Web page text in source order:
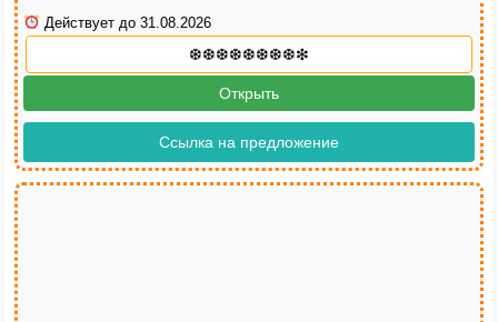
Действует до 31.08.2026
Открыть
Ссылка на предложение